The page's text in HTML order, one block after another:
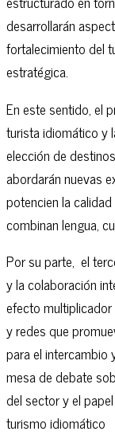
desarrollarán
fortalecimiento del
estratégica.
En este sentido, el
turista idiomático y
elección de
abordarán nuevas
potencien la
combinan lengua,
Por su parte, el
y la colaboración
efecto
y redes que
para el intercambio
mesa de debate
del sector y el
turismo idiomático